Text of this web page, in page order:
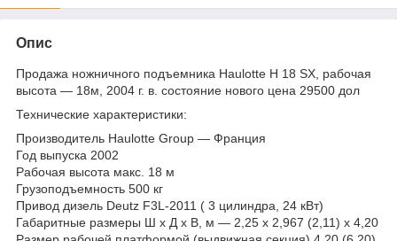
Опис
Продажа ножничного подъемника Haulotte H 18 SX, рабочая
высота — 18м, 2004 г. в. состояние нового цена 29500 дол
Технические характеристики:
Производитель Haulotte Group — Франция
Год выпуска 2002
Рабочая высота макс. 18 м
Грузоподъемность 500 кг
Привод дизель Deutz F3L-2011 ( 3 цилиндра, 24 кВт)
Габаритные размеры Ш х Д х В, м — 2,25 х 2,967 (2,11) х 4,20